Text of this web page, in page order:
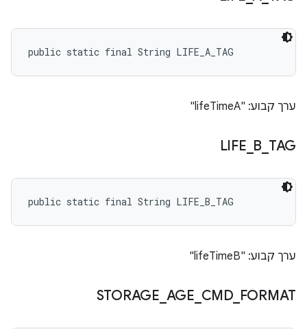
public static final String LIFE_A_TAG
ערך קבוע: "lifeTimeA"
LIFE B TAG
public static final String LIFE_B_TAG
ערך קבוע: "lifeTimeB"
STORAGE AGE CMD_ FORMAT